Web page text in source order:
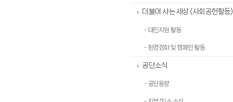
> 더불어 사는 세상 (사회공헌활동)
- 대민지원 활동
- 환경정화 및 캠페인 활동
> 공단소식
- 공단동향